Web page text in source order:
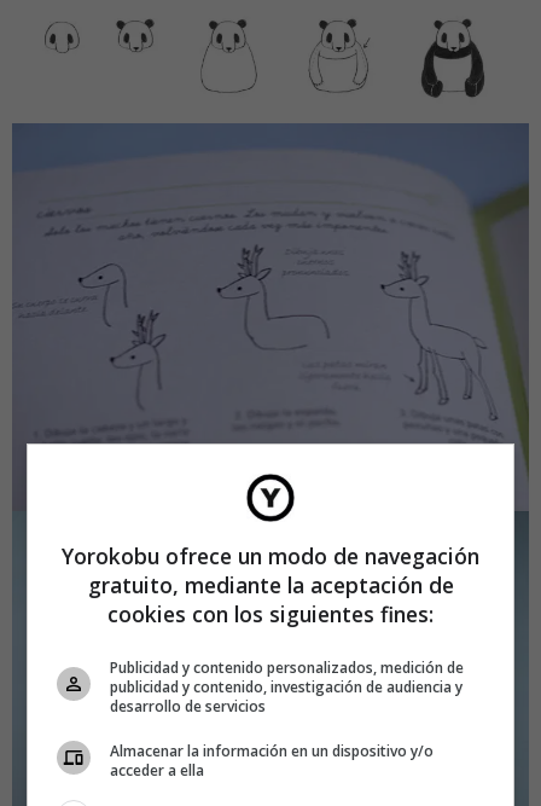
Yorokobu ofrece un modo de navegación
gratuito, mediante la aceptación de
cookies con los siguientes fines:
Publicidad y contenido personalizados, medición de
publicidad y contenido, investigación de audiencia y
desarrollo de servicios
Almacenar la información en un dispositivo y/o
acceder a ella